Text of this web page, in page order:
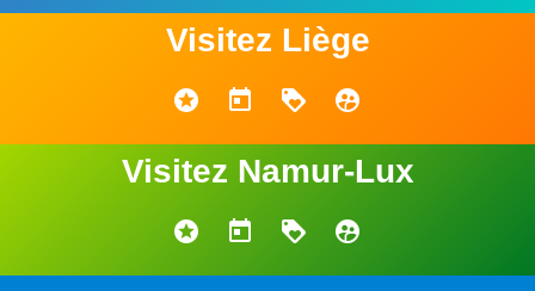
Visitez Liège
Visitez Namur-Lux